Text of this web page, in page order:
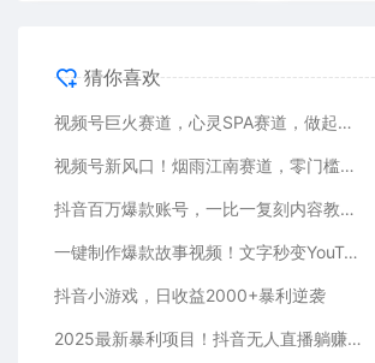
猜你喜欢
视频号巨火赛道，心灵SPA赛道，做起来超简单，每天收益800+
视频号新风口！烟雨江南赛道，零门槛日入 500+
抖音百万爆款账号，一比一复刻内容教程，从0-1实操课，小白也能学会，复制爆款，月入10w+
一键制作爆款故事视频！文字秒变YouTube自动发布的傻瓜式教程
抖音小游戏，日收益2000+暴利逆袭
2025最新暴利项目！抖音无人直播躺赚攻略！抖音无人直播3.0玩法！0门槛…